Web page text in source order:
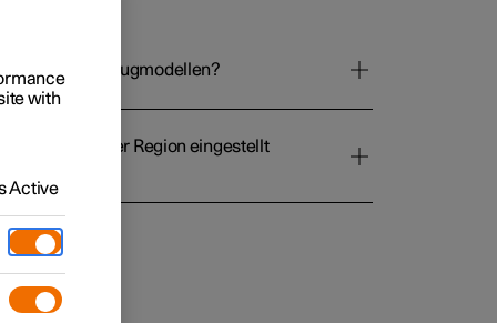
der Kauf
den Fahrzeugmodellen?
der Region eingestellt
with
Active